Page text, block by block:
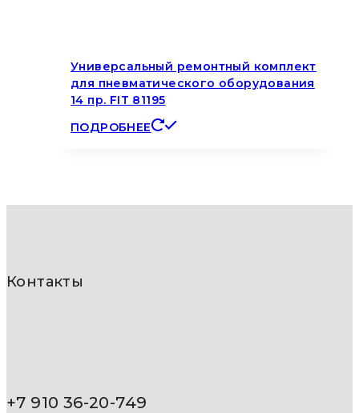
Универсальный ремонтный комплект
для пневматического оборудования
14 пр. FIT 81195
ПОДРОБНЕЕ
Контакты
+7 910 36-20-749